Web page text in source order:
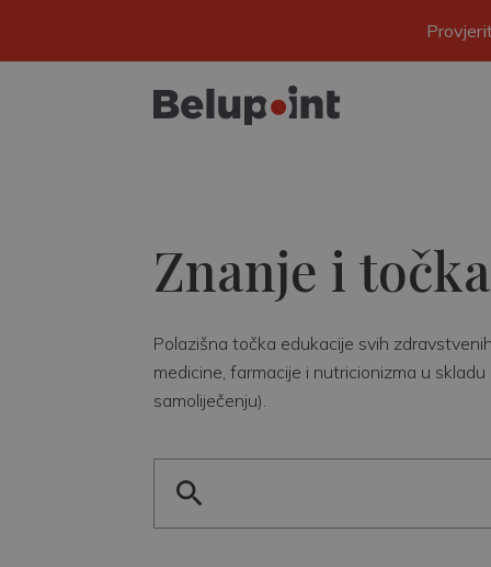
Znanje i točka
Polazišna točka edukacije svih
medicine, farmacije i nutricionizma u
samoliječenju).